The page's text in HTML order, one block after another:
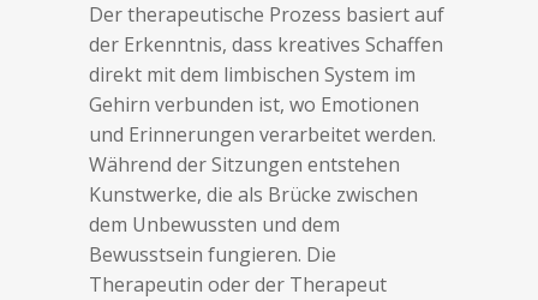
Der therapeutische Prozess basiert auf
der Erkenntnis, dass kreatives Schaffen
direkt mit dem limbischen System im
Gehirn verbunden ist, wo Emotionen
und Erinnerungen verarbeitet werden.
Während der Sitzungen entstehen
Kunstwerke, die als Brücke zwischen
dem Unbewussten und dem
Bewusstsein fungieren. Die
Therapeutin oder der Therapeut